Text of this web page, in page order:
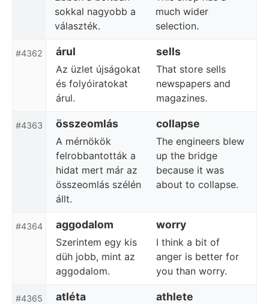
sokkal nagyobb a
választék.
much wider
selection.
#4362 árul sells
Az üzlet újságokat
és folyóiratokat
árul.
That store sells
newspapers and
magazines.
#4363 összeomlás collapse
A mérnökök
felrobbantották a
hidat mert már az
összeomlás szélén
állt.
The engineers blew
up the bridge
because it was
about to collapse.
#4364 aggodalom worry
Szerintem egy kis
düh jobb, mint az
aggodalom.
I think a bit of
anger is better for
you than worry.
#4365 atléta athlete